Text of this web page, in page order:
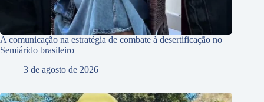
A comunicação na estratégia de combate à desertificação no
Semiárido brasileiro
3 de agosto de 2026